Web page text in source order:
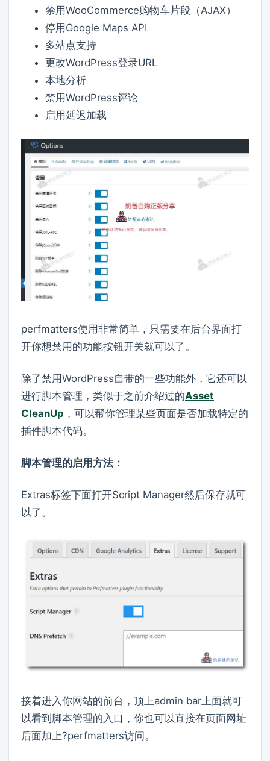
禁用WooCommerce购物车片段（AJAX）
停用Google Maps API
多站点支持
更改WordPress登录URL
本地分析
禁用WordPress评论
启用延迟加载
perfmatters使用非常简单，只需要在后台界面打
开你想禁用的功能按钮开关就可以了。
除了禁用WordPress自带的一些功能外，它还可以
进行脚本管理，类似于之前介绍过的Asset
CleanUp ，可以帮你管理某些页面是否加载特定的
插件脚本代码。
脚本管理的启用方法：
Extras标签下面打开Script Manager然后保存就可
以了。
接着进入你网站的前台，顶上admin bar上面就可
以看到脚本管理的入口，你也可以直接在页面网址
后面加上?perfmatters访问。